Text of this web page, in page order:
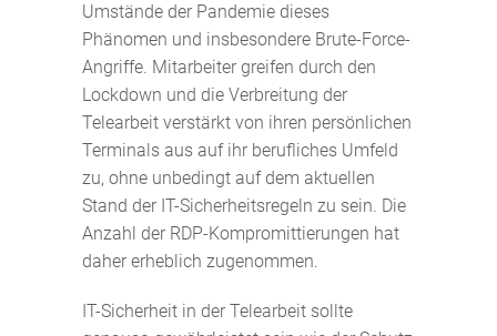
Umstände der Pandemie dieses
Phänomen und insbesondere Brute-Force-
Angriffe. Mitarbeiter greifen durch den
Lockdown und die Verbreitung der
Telearbeit verstärkt von ihren persönlichen
Terminals aus auf ihr berufliches Umfeld
zu, ohne unbedingt auf dem aktuellen
Stand der IT-Sicherheitsregeln zu sein. Die
Anzahl der RDP-Kompromittierungen hat
daher erheblich zugenommen.
IT-Sicherheit in der Telearbeit sollte